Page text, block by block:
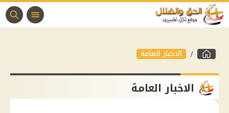
الاخبار العامة
الاخبار العامة